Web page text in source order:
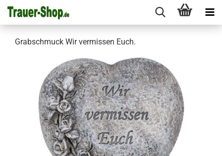
Grabschmuck Wir vermissen Euch.